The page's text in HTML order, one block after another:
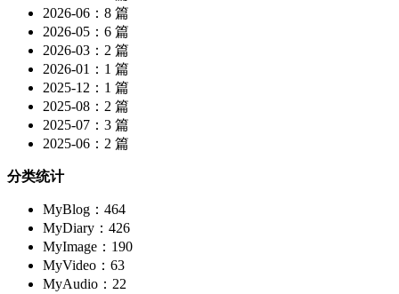
2026-06：8 篇
2026-05：6 篇
2026-03：2 篇
2026-01：1 篇
2025-12：1 篇
2025-08：2 篇
2025-07：3 篇
2025-06：2 篇
分类统计
MyBlog：464
MyDiary：426
MyImage：190
MyVideo：63
MyAudio：22